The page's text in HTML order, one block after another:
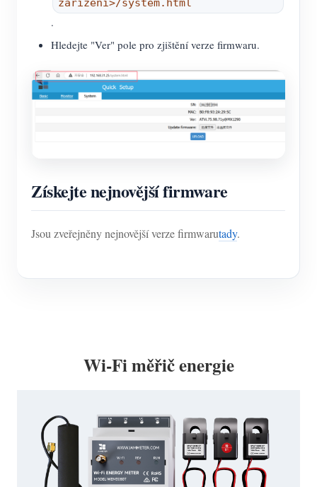
zařízení>/system.html
.
Hledejte "Ver" pole pro zjištění verze firmwaru.
Získejte nejnovější firmware
Jsou zveřejněny nejnovější verze firmwarutady.
Wi-Fi měřič energie